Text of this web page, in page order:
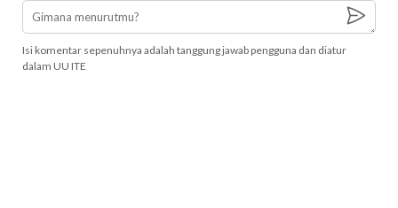
Isi komentar sepenuhnya adalah tanggung jawab pengguna dan diatur
dalam UU ITE